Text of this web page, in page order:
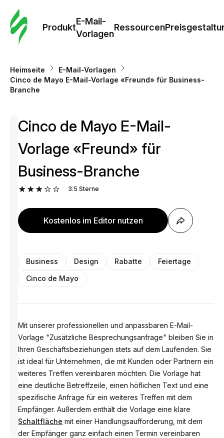
Produkt
E-Mail-
Vorlagen
Ressourcen
Heimseite
E-Mail-Vorlagen
Cinco de Mayo E-Mail-Vorlage «Freund» für Business-
Branche
Cinco de Mayo E-Mail-
Vorlage «Freund» für
Business-Branche
3.5 Sterne
Kostenlos im Editor nutzen
Business Design Rabatte
Feiertage
Cinco de Mayo
Mit unserer professionellen und anpassbaren E-Mail-
Vorlage "Zusätzliche Besprechungsanfrage" bleiben Sie in
Ihren Geschäftsbeziehungen stets auf dem Laufenden. Sie
ist ideal für Unternehmen, die mit Kunden oder Partnern ein
weiteres Treffen vereinbaren möchten. Die Vorlage hat
eine deutliche Betreffzeile, einen höflichen Text und eine
spezifische Anfrage für ein weiteres Treffen mit dem
Empfänger. Außerdem enthält die Vorlage eine klare
Schaltfläche mit einer Handlungsaufforderung, mit dem
der Empfänger ganz einfach einen Termin vereinbaren